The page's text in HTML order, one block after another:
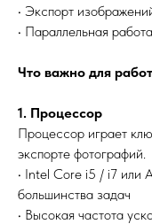
• Экспорт
• Параллельная
Что важно для
1. Процессор
Процессор играет
экспорте фотографий.
• Intel Core i5 / i7 или
большинства задач
• Высокая частота